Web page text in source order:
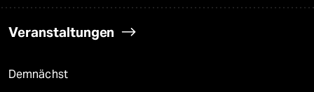
Veranstaltungen
Demnächst